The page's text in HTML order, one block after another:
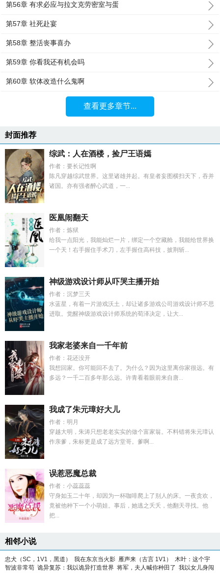
第56章 有求必应与拉文克劳密室与蛋
第57章 社死赴宴
第58章 整活丧事喜办
第59章 你看我还有机会吗
第60章 软体改造什么鬼啊
查看更多章节...
封面推荐
综武：人在酒楼，捡尸王语嫣
作者：要长记性啊
陈凡穿越综武世界。这里诸雄并起。有皇者妄图横扫天下，吞并
诸国。亦有强者醉心武道，一...
医凰闹翻天
作者：炼狱
给我一点阳光，我能灿烂一片，绑定一个空藏舱，我能给世界换
一个天！右手握住手术刀，左手握住高科技，披荆斩...
神级游戏设计师从吓哭主播开始
作者：沉梦三天
水蓝星，有着一片游戏沃土，却让诸多游戏公司游戏设计师不思
进取。觉醒神级游戏设计师系统的荀泽决定，让大...
我家老婆来自一千年前
作者：花还没开
我想回家。你可能回不去了。为什么？因为这里离你家很远。有
多远？一千二百多年那么远。许青看着眼前来自唐...
我成了朱元璋好大儿
作者：明月
穿越大明，朱涛只想老老实实的做个富家翁。不料错将朱元璋认
作亲爹，朱标更是成了远方堂哥。爹啊...
误惹恶魔总裁
作者：小蕊蕊蕊
守身如玉二十年，却因为一杯咖啡爬上了别人的床。一夜贪欢，
竟被他种下一个小萌娃。事后，她逃之夭夭，他翻天寻找。他
把...
相邻小说
忠犬（SC，1V1，黑道） 我在东京当火影 雁声来（古言 1V1）
木叶：这个宇
智波非常苟 诡异复苏：我以诡异打造世界 将军，夫人喊你种田了 我以女儿身闯